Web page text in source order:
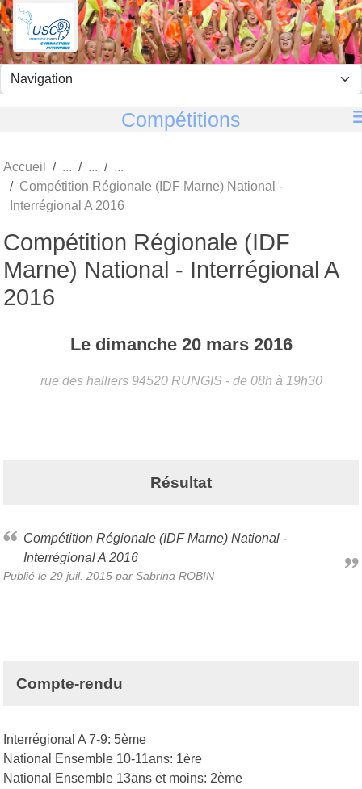
Compétitions
Accueil
Compétition Régionale (IDF Marne) National -
Interrégional A 2016
Compétition Régionale (IDF
Marne) National - Interrégional A
2016
Le dimanche 20 mars 2016
rue des halliers 94520 RUNGIS - de 08h à 19h30
Résultat
Compétition Régionale (IDF Marne) National -
Interrégional A 2016
Publié le 29 juil. 2015 par Sabrina ROBIN
Compte-rendu
Interrégional A 7-9: 5ème
National Ensemble 10-11ans: 1ère
National Ensemble 13ans et moins: 2ème
Panneau de gestion des cookies